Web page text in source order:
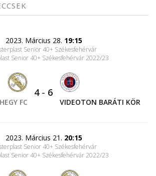
2023. Március 28. 19:15
Senior 40+ Székesfehérvár
Senior 40+ Székesfehérvár 2022/23
FC
4- 6
VIDEOTON BARÁTI KÖR
2023. Március 21. 20:15
Senior 40+ Székesfehérvár
Senior 40+ Székesfehérvár 2022/23